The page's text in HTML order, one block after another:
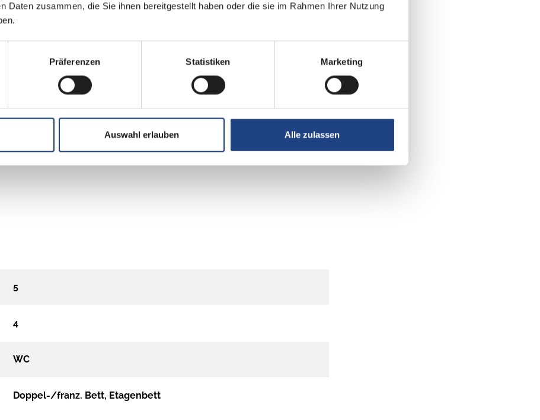
Daten zusammen, die Sie ihnen bereitgestellt haben oder die sie im Rahmen Ihrer Nutzung
Präferenzen Statistiken Marketing
Auswahl erlauben Alle zulassen
5
4
WC
Doppel-/franz. Bett, Etagenbett